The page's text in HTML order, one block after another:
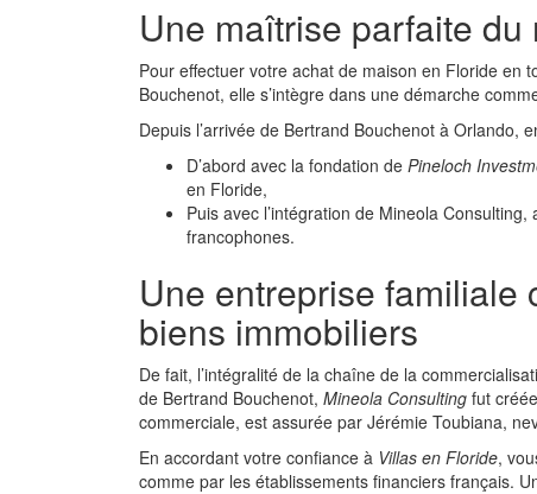
Une maîtrise parfaite
Pour effectuer votre achat de maison en Floride en
Bouchenot, elle s’intègre dans une démarche
Depuis l’arrivée de Bertrand Bouchenot à Orlando,
D’abord avec la fondation de Pineloch
en Floride,
Puis avec l’intégration de Mineola
francophones.
Une entreprise familiale
biens immobiliers
De fait, l’intégralité de la chaîne de la
de Bertrand Bouchenot, Mineola Consulting fut
commerciale, est assurée par Jérémie Toubiana,
En accordant votre confiance à Villas en Floride,
comme par les établissements financiers français.